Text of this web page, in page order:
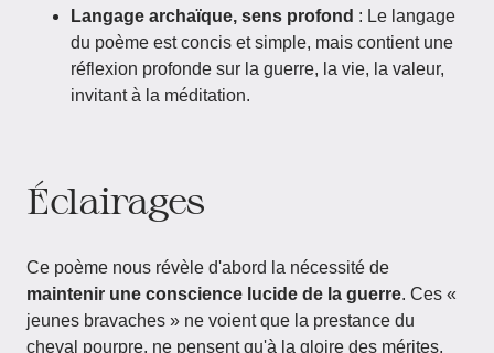
Langage archaïque, sens profond : Le langage
du poème est concis et simple, mais contient une
réflexion profonde sur la guerre, la vie, la valeur,
invitant à la méditation.
Éclairages
Ce poème nous révèle d'abord la nécessité de
maintenir une conscience lucide de la guerre. Ces «
jeunes bravaches » ne voient que la prestance du
cheval pourpre, ne pensent qu'à la gloire des mérites,